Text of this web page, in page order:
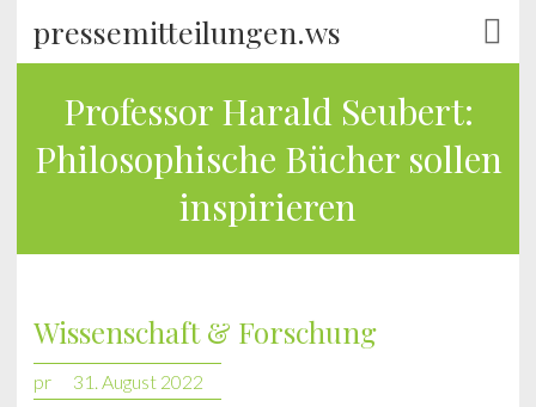
pressemitteilungen.ws
Professor Harald Seubert:
Philosophische Bücher sollen
inspirieren
Wissenschaft & Forschung
pr 31. August 2022